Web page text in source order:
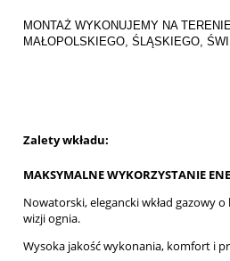
MONTAŻ WYKONUJEMY NA
MAŁOPOLSKIEGO, ŚLĄSKIEGO,
Zalety wkładu:
MAKSYMALNE WYKORZYSTANIE
Nowatorski, elegancki wkład gazowy
wizji ognia.
Wysoka jakość wykonania, komfort i